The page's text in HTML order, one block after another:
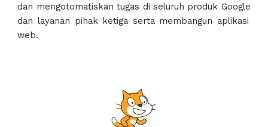
dan mengotomatiskan tugas di seluruh produk Google
danlayanan pihak ketiga serta membangun aplikasi
web.